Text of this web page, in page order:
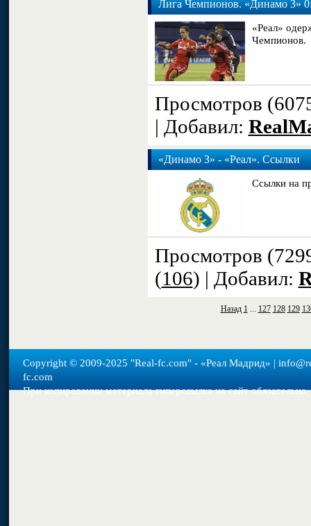
Лига Чемпионов. «Динамо З»
«Реал»
Чемпионов.
Просмотров
| Добавил:
«Динамо З» - «Реал». Ссылки
Ссылки на
Просмотров
(106) | Добавил:
Назад 1 ... 127 128 129
Copyright © 2009-2025 "Real-fс.com" - «Реал Мадрид» |
fc.com
При копировании материала гиперссылка на сайт обязательна